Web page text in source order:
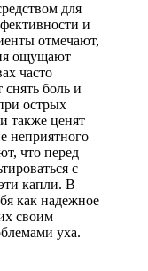
для
и
отмечают,
ощущают
часто
боль и
острых
также ценят
неприятного
что перед
с
капли. В
как надежное
своим
уха.